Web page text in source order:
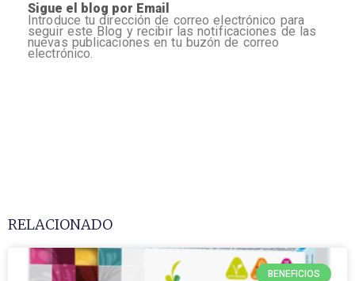
Sigue el blog por Email
Introduce tu dirección de correo electrónico para
seguir este Blog y recibir las notificaciones de las
nuevas publicaciones en tu buzón de correo
electrónico.
RELACIONADO
BENEFICIOS